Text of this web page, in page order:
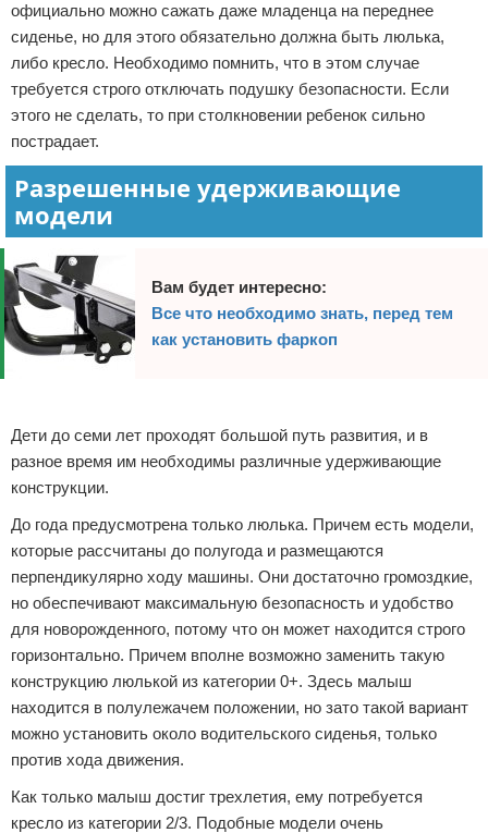
официально можно сажать даже младенца на переднее
сиденье, но для этого обязательно должна быть люлька,
либо кресло. Необходимо помнить, что в этом случае
требуется строго отключать подушку безопасности. Если
этого не сделать, то при столкновении ребенок сильно
пострадает.
Разрешенные удерживающие
модели
Вам будет интересно:
Все что необходимо знать, перед тем
как установить фаркоп
Дети до семи лет проходят большой путь развития, и в
разное время им необходимы различные удерживающие
конструкции.
До года предусмотрена только люлька. Причем есть модели,
которые рассчитаны до полугода и размещаются
перпендикулярно ходу машины. Они достаточно громоздкие,
но обеспечивают максимальную безопасность и удобство
для новорожденного, потому что он может находится строго
горизонтально. Причем вполне возможно заменить такую
конструкцию люлькой из категории 0+. Здесь малыш
находится в полулежачем положении, но зато такой вариант
можно установить около водительского сиденья, только
против хода движения.
Как только малыш достиг трехлетия, ему потребуется
кресло из категории 2/3. Подобные модели очень